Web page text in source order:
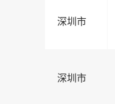
深圳市
深圳市